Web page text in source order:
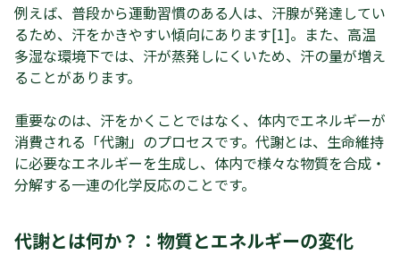
例えば、普段から運動習慣のある人は、汗腺が発達してい
るため、汗をかきやすい傾向にあります[1]。また、高温
多湿な環境下では、汗が蒸発しにくいため、汗の量が増え
ることがあります。
重要なのは、汗をかくことではなく、体内でエネルギーが
消費される「代謝」のプロセスです。代謝とは、生命維持
に必要なエネルギーを生成し、体内で様々な物質を合成・
分解する一連の化学反応のことです。
代謝とは何か？：物質とエネルギーの変化